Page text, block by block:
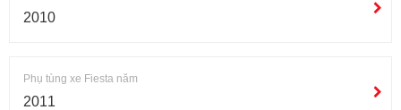
2010
Phụ tùng xe Fiesta năm
2011